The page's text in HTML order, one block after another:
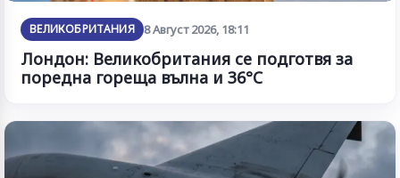
ВЕЛИКОБРИТАНИЯ 8 Август 2026, 18:11
Лондон: Великобритания се подготвя за
поредна гореща вълна и 36°C